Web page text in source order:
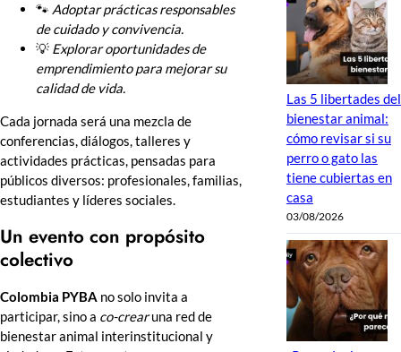
🐾 Adoptar prácticas responsables
de cuidado y convivencia.
💡 Explorar oportunidades de
emprendimiento para mejorar su
calidad de vida.
Cada jornada será una mezcla de
conferencias, diálogos, talleres y
actividades prácticas, pensadas para
públicos diversos: profesionales, familias,
estudiantes y líderes sociales.
Un evento con propósito
colectivo
Colombia PYBA no solo invita a
participar, sino a co-crearuna red de
bienestar animal interinstitucional y
Las 5 libertades del
bienestar animal:
cómo revisar si su
perro o gato las
tiene cubiertas en
casa
03/08/2026